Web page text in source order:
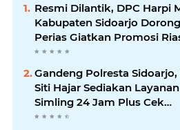
Resmi Dilantik, DPC Harpi
Kabupaten Sidoarjo Dorong
Perias Giatkan Promosi
Penganten Putri Jenggolo.
Gandeng Polresta Sidoarjo,
Siti Hajar Sediakan Layanan
Simling 24 Jam Plus Cek
Kesehatan Gratis.